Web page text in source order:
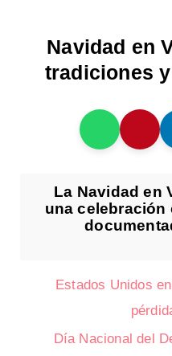
Navidad en
tradiciones
La Navidad en
una
Estados Unidos
Día Nacional del